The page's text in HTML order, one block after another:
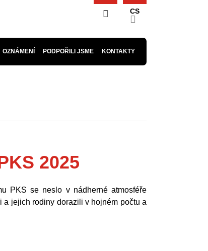
CS
OZNÁMENÍ PODPOŘILI JSME KONTAKTY
2025
PKS se neslo v nádherné atmosféře
a jejich rodiny dorazili v hojném počtu a